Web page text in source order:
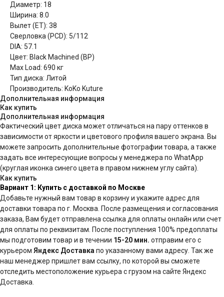
Диаметр: 18
Ширина: 8.0
Вылет (ET): 38
Сверловка (PCD): 5/112
DIA: 57.1
Цвет: Black Machined (BP)
Max Load: 690 кг
Тип диска: Литой
Производитель: KoKo Kuture
Дополнительная информация
Как купить
Дополнительная информация
Фактический цвет диска может отличаться на пару оттенков в
зависимости от яркости и цветового профиля вашего экрана. Вы
можете запросить дополнительные фотографии товара, а также
задать все интересующие вопросы у менеджера по WhatApp
(круглая иконка синего цвета в правом нижнем углу сайта).
Как купить
Вариант 1: Купить с доставкой по Москве
Добавьте нужный вам товар в корзину и укажите адрес для
доставки товара по г. Москва. После размещения и согласования
заказа, Вам будет отправлена ссылка для оплаты онлайн или счет
для оплаты по реквизитам. После поступления 100% предоплаты
мы подготовим товар и в течении 15-20 мин. отправим его с
курьером Яндекс Доставкапо указанному вами адресу. Так же
наш менеджер пришлет вам ссылку, по которой вы сможете
отследить местоположение курьера с грузом на сайте Яндекс
Доставка.